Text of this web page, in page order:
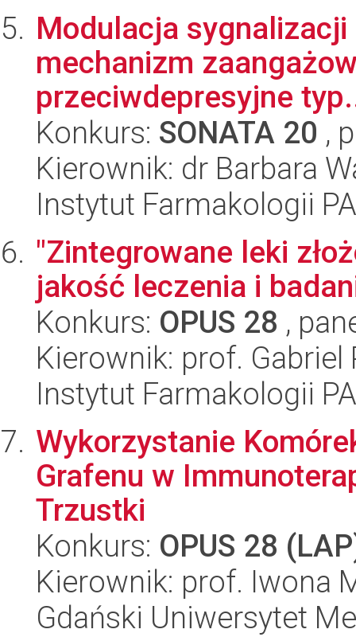
Modulacja
mechanizm
przeciwdepresyjne
Konkurs: SONATA 20 ,
Kierownik: dr Barbara
Instytut Farmakologii
"Zintegrowane leki
jakość leczenia i
Konkurs: OPUS 28 ,
Kierownik: prof.
Instytut Farmakologii
Wykorzystanie
Grafenu w
Trzustki
Konkurs: OPUS 28
Kierownik: prof. Iwona
Gdański Uniwersytet